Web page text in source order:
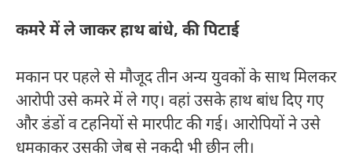
कमरे में ले जाकर हाथ बांधे, की पिटाई
मकान पर पहले से मौजूद तीन अन्य युवकों के साथ मिलकर
आरोपी उसे कमरे में ले गए। वहां उसके हाथ बांध दिए गए
और डंडों व टहनियों से मारपीट की गई। आरोपियों ने उसे
धमकाकर उसकी जेब से नकदी भी छीन ली।